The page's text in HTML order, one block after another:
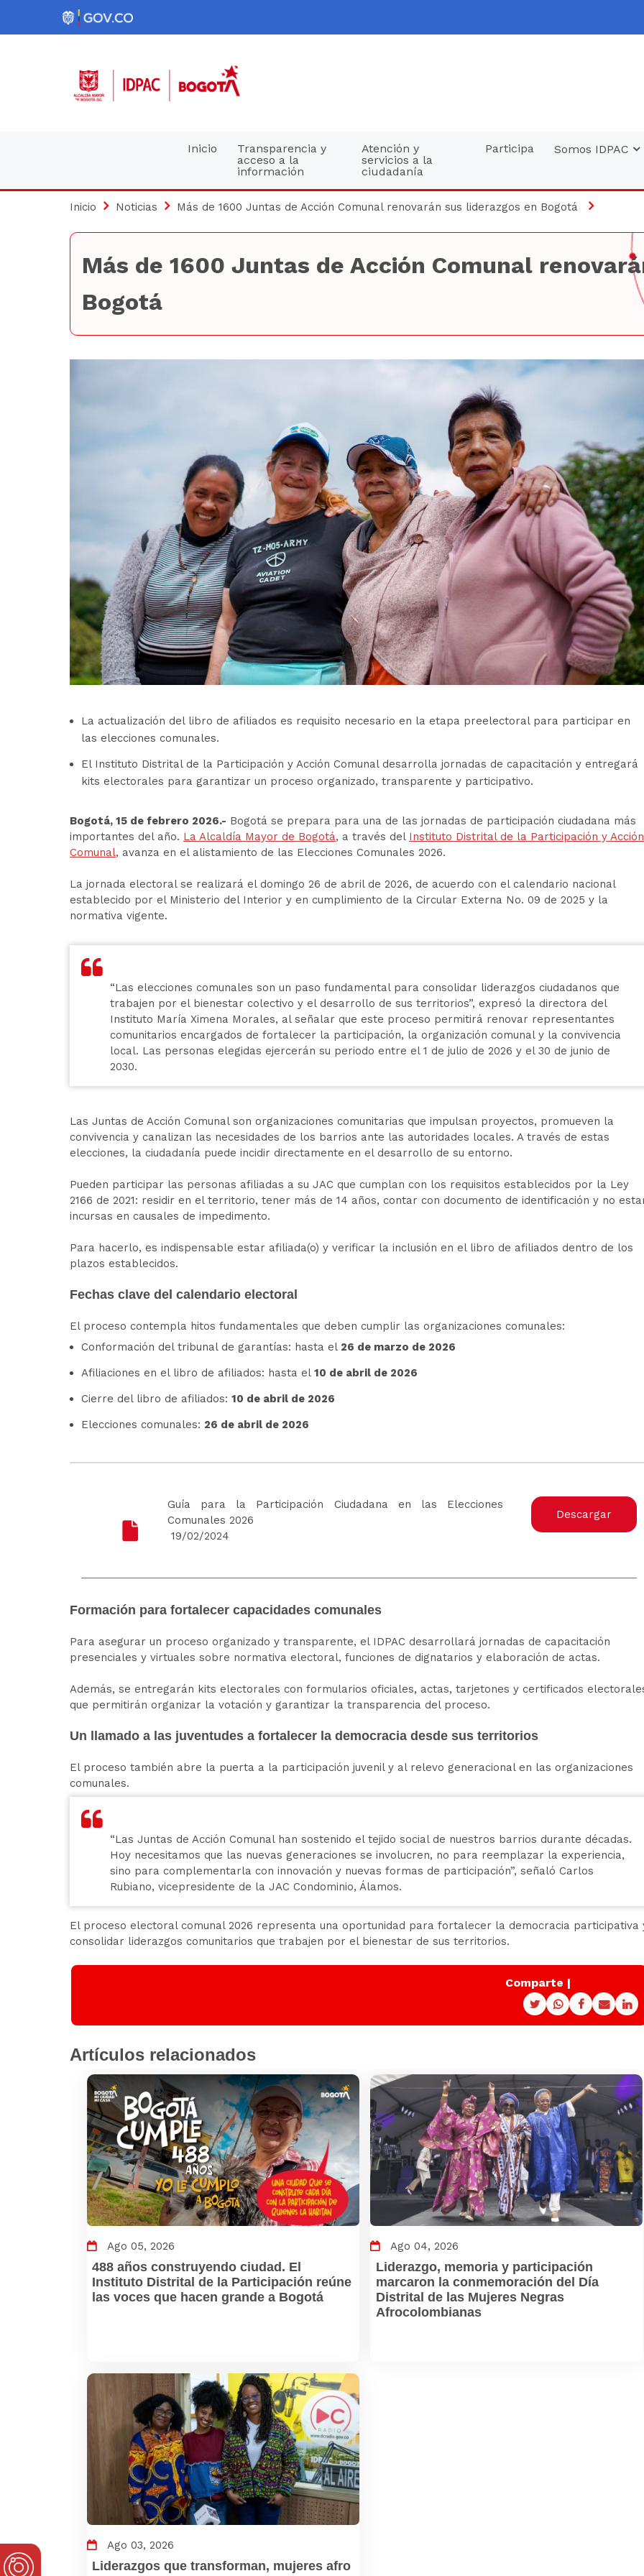
Inicio
Transparencia y
acceso a la
información
Atención y
servicios a la
ciudadanía
Participa Somos IDPAC
Inicio Noticias Más de 1600 Juntas de Acción Comunal renovarán sus liderazgos en Bogotá
Más de 1600 Juntas de Acción Comunal
Bogotá
La actualización del libro de afiliados es requisito necesario en la etapa preelectoral para participar en
las elecciones comunales.
El Instituto Distrital de la Participación y Acción Comunal desarrolla jornadas de capacitación y entregará
kits electorales para garantizar un proceso organizado, transparente y participativo.
Bogotá, 15 de febrero 2026.- Bogotá se prepara para una de las jornadas de participación ciudadana más
importantes del año. La Alcaldía Mayor de Bogotá, a través del Instituto Distrital de la Participación y Acción
Comunal, avanza en el alistamiento de las Elecciones Comunales 2026.
La jornada electoral se realizará el domingo 26 de abril de 2026, de acuerdo con el calendario nacional
establecido por el Ministerio del Interior y en cumplimiento de la Circular Externa No. 09 de 2025 y la
normativa vigente.
“Las elecciones comunales son un paso fundamental para consolidar liderazgos ciudadanos que
trabajen por el bienestar colectivo y el desarrollo de sus territorios”, expresó la directora del
Instituto María Ximena Morales, al señalar que este proceso permitirá renovar representantes
comunitarios encargados de fortalecer la participación, la organización comunal y la convivencia
local. Las personas elegidas ejercerán su periodo entre el 1 de julio de 2026 y el 30 de junio de
2030.
Las Juntas de Acción Comunal son organizaciones comunitarias que impulsan proyectos, promueven la
convivencia y canalizan las necesidades de los barrios ante las autoridades locales. A través de estas
elecciones, la ciudadanía puede incidir directamente en el desarrollo de su entorno.
Pueden participar las personas afiliadas a su JAC que cumplan con los requisitos establecidos por la Ley
2166 de 2021: residir en el territorio, tener más de 14 años, contar con documento de identificación y no
incursas en causales de impedimento.
Para hacerlo, es indispensable estar afiliada(o) y verificar la inclusión en el libro de afiliados dentro de los
plazos establecidos.
Fechas clave del calendario electoral
El proceso contempla hitos fundamentales que deben cumplir las organizaciones comunales:
Conformación del tribunal de garantías: hasta el 26 de marzo de 2026
Afiliaciones en el libro de afiliados: hasta el 10 de abril de 2026
Cierre del libro de afiliados: 10 de abril de 2026
Elecciones comunales: 26 de abril de 2026
Guía para la Participación Ciudadana en las Elecciones
Comunales 2026
19/02/2024
Descargar
Formación para fortalecer capacidades comunales
Para asegurar un proceso organizado y transparente, el IDPAC desarrollará jornadas de capacitación
presenciales y virtuales sobre normativa electoral, funciones de dignatarios y elaboración de actas.
Además, se entregarán kits electorales con formularios oficiales, actas, tarjetones y certificados
que permitirán organizar la votación y garantizar la transparencia del proceso.
Un llamado a las juventudes a fortalecer la democracia desde sus territorios
El proceso también abre la puerta a la participación juvenil y al relevo generacional en las organizaciones
comunales.
“Las Juntas de Acción Comunal han sostenido el tejido social de nuestros barrios durante décadas.
Hoy necesitamos que las nuevas generaciones se involucren, no para reemplazar la experiencia,
sino para complementarla con innovación y nuevas formas de participación”, señaló Carlos
Rubiano, vicepresidente de la JAC Condominio, Álamos.
El proceso electoral comunal 2026 representa una oportunidad para fortalecer la democracia participativa
consolidar liderazgos comunitarios que trabajen por el bienestar de sus territorios.
Comparte |
Artículos relacionados
Ago 05, 2026
488 años construyendo ciudad. El
Instituto Distrital de la Participación reúne
las voces que hacen grande a Bogotá
Ago 04, 2026
Liderazgo, memoria y participación
marcaron la conmemoración del Día
Distrital de las Mujeres Negras
Afrocolombianas
Ago 03, 2026
Liderazgos que transforman, mujeres afro